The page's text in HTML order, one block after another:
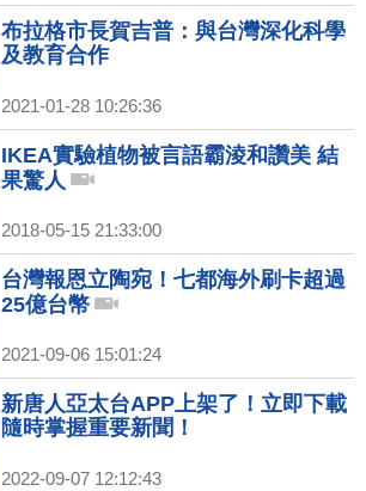
布拉格市長賀吉普：與台灣深化科學
及教育合作
2021-01-28 10:26:36
IKEA實驗植物被言語霸淩和讚美 結
果驚人
2018-05-15 21:33:00
台灣報恩立陶宛！七都海外刷卡超過
25億台幣
2021-09-06 15:01:24
新唐人亞太台APP上架了！立即下載
隨時掌握重要新聞！
2022-09-07 12:12:43